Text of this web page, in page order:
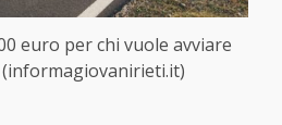
euro per chi vuole avviare
(informagiovanirieti.it)